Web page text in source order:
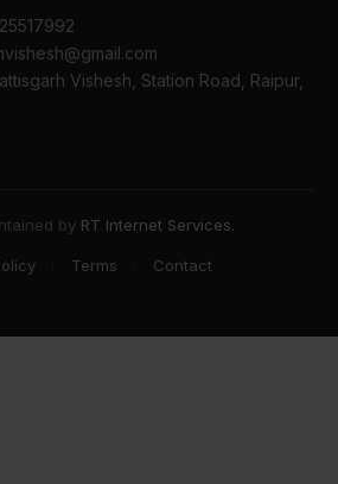
Vishesh, Station Road, Raipur,
by RT Internet Services.
Terms Contact